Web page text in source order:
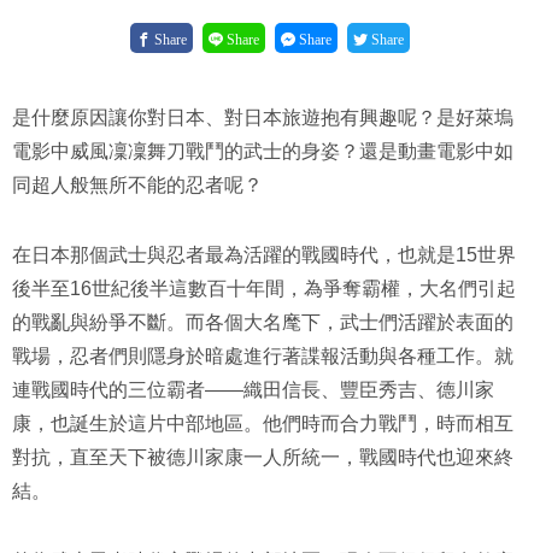
Share Share Share Share
是什麼原因讓你對日本、對日本旅遊抱有興趣呢？是好萊塢
電影中威風凜凜舞刀戰鬥的武士的身姿？還是動畫電影中如
同超人般無所不能的忍者呢？
在日本那個武士與忍者最為活躍的戰國時代，也就是15世界
後半至16世紀後半這數百十年間，為爭奪霸權，大名們引起
的戰亂與紛爭不斷。而各個大名麾下，武士們活躍於表面的
戰場，忍者們則隱身於暗處進行著諜報活動與各種工作。就
連戰國時代的三位霸者——織田信長、豐臣秀吉、德川家
康，也誕生於這片中部地區。他們時而合力戰鬥，時而相互
對抗，直至天下被德川家康一人所統一，戰國時代也迎來終
結。